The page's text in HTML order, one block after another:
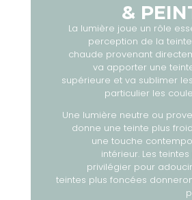
&
La lumière joue un rôle
perception de la
chaude provenant
va apporter une
supérieure et va sublimer
particulier les
Une lumière neutre ou
donne une teinte plus
une touche
intérieur. Les
privilégier pour
teintes plus foncées